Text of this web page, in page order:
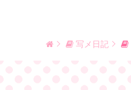
写メ日記